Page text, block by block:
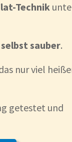
Technik
selbst sauber.
nur viel
getestet und